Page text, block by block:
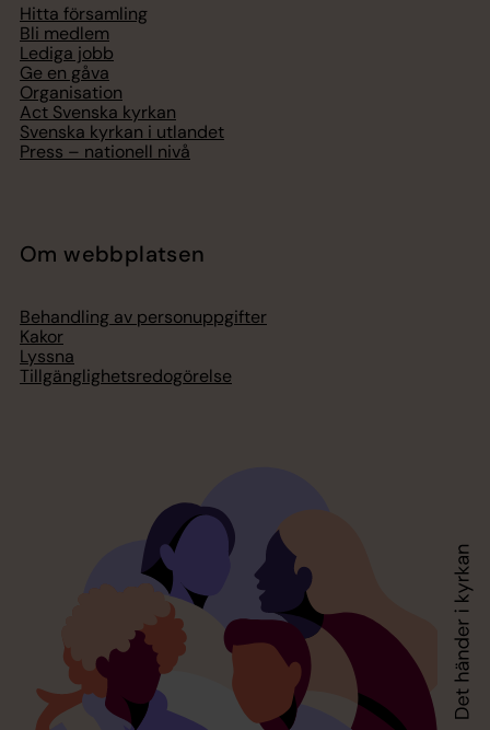
Hitta församling
Bli medlem
Lediga jobb
Ge en gåva
Organisation
Act Svenska kyrkan
Svenska kyrkan i utlandet
Press – nationell nivå
Om webbplatsen
Behandling av personuppgifter
Kakor
Lyssna
Tillgänglighetsredogörelse